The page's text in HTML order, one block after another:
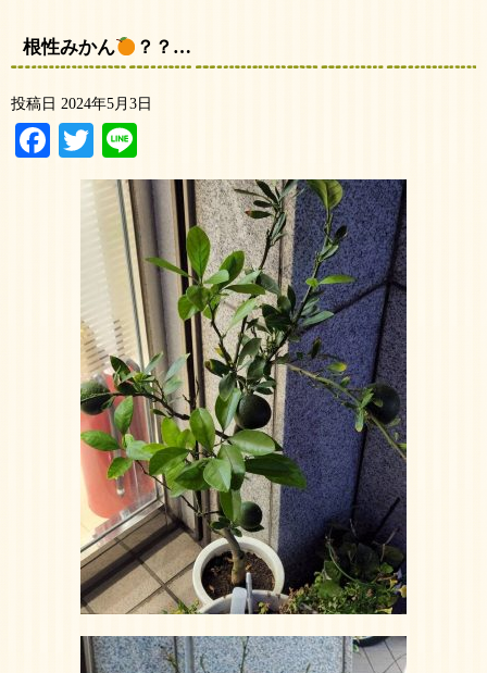
根性みかん ？？…
投稿日 2024年5月3日
Facebook
Twitter